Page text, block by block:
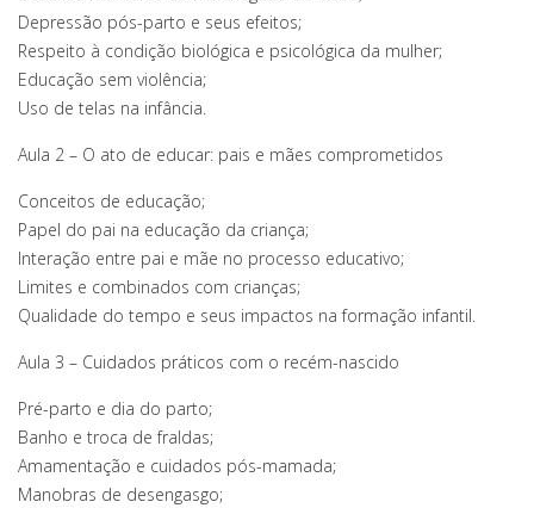
Depressão pós-parto e seus efeitos;
Respeito à condição biológica e psicológica da mulher;
Educação sem violência;
Uso de telas na infância.
Aula 2 – O ato de educar: pais e mães comprometidos
Conceitos de educação;
Papel do pai na educação da criança;
Interação entre pai e mãe no processo educativo;
Limites e combinados com crianças;
Qualidade do tempo e seus impactos na formação infantil.
Aula 3 – Cuidados práticos com o recém-nascido
Pré-parto e dia do parto;
Banho e troca de fraldas;
Amamentação e cuidados pós-mamada;
Manobras de desengasgo;